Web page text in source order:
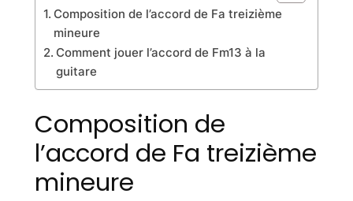
Composition de l’accord de Fa treizième
mineure
Comment jouer l’accord de Fm13 à la
guitare
Composition de
l’accord de Fa treizième
mineure